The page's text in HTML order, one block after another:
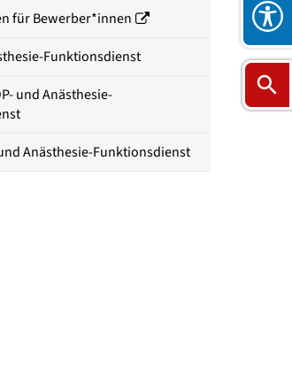
für Bewerber*innen
Funktionsdienst
und Anästhesie-
Anästhesie-Funktionsdienst